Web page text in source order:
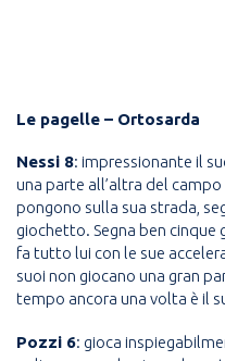
Le pagelle – Ortosarda
Nessi 8: impressionante il
una parte all’altra del campo
pongono sulla sua strada,
giochetto. Segna ben
fa tutto lui con le sue
suoi non giocano una gran
tempo ancora una volta è il
Pozzi 6: gioca